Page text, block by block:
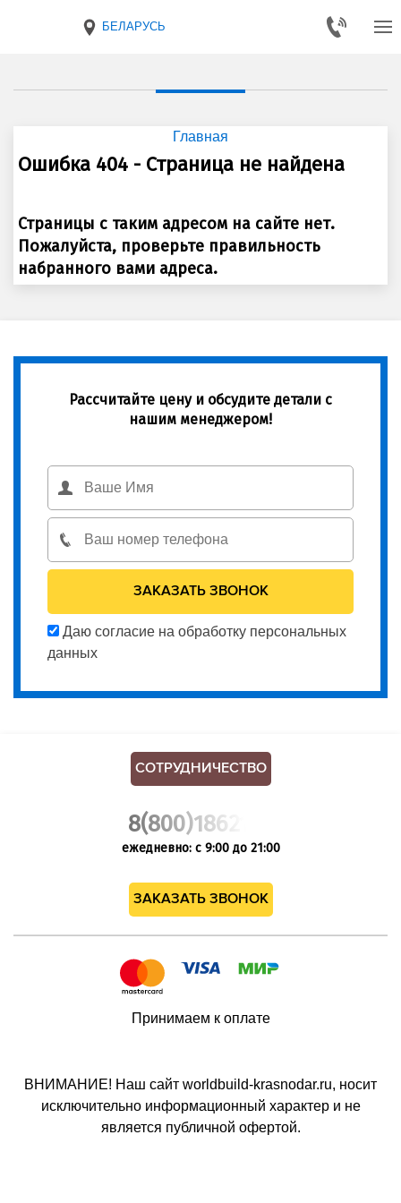
БЕЛАРУСЬ
Главная
Ошибка 404 - Страница не найдена
Страницы с таким адресом на сайте нет.
Пожалуйста, проверьте правильность
набранного вами адреса.
Рассчитайте цену и обсудите детали с
нашим менеджером!
Даю согласие на обработку персональных
данных
СОТРУДНИЧЕСТВО
8(800)1862102
ежедневно: с 9:00 до 21:00
ЗАКАЗАТЬ ЗВОНОК
ВНИМАНИЕ! Наш сайт worldbuild-krasnodar.ru, носит
исключительно информационный характер и не
является публичной офертой.
Принимаем к оплате